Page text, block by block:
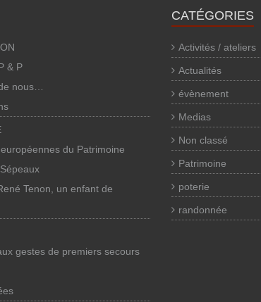
& P
nous…
du Patrimoine
Tenon, un enfant de
gestes de premiers secours
CATÉGORIES
Activités / ateliers
Actualités
évènement
Medias
Non classé
Patrimoine
poterie
randonnée